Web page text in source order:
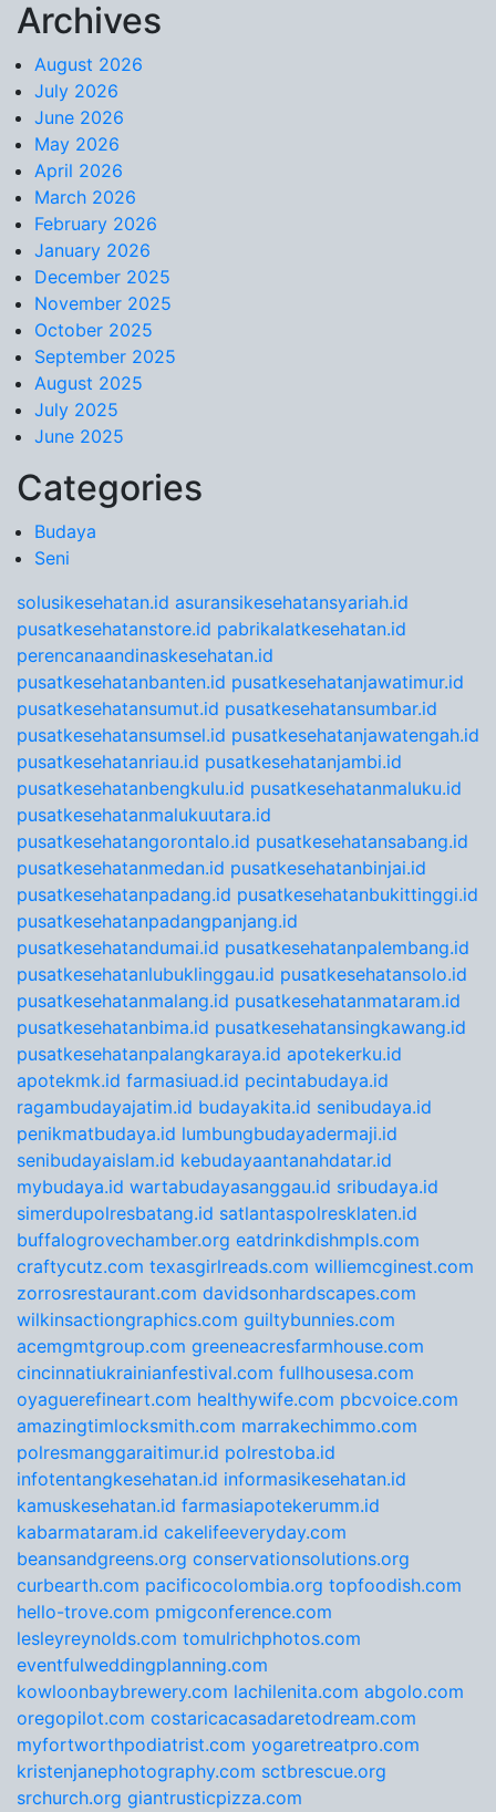
Skip to content
Archives
August 2026
July 2026
June 2026
May 2026
April 2026
March 2026
February 2026
January 2026
December 2025
November 2025
October 2025
September 2025
August 2025
July 2025
June 2025
Categories
Budaya
Seni
solusikesehatan.id asuransikesehatansyariah.id
pusatkesehatanstore.id pabrikalatkesehatan.id
perencanaandinaskesehatan.id
pusatkesehatanbanten.id pusatkesehatanjawatimur.id
pusatkesehatansumut.id pusatkesehatansumbar.id
pusatkesehatansumsel.id pusatkesehatanjawatengah.id
pusatkesehatanriau.id pusatkesehatanjambi.id
pusatkesehatanbengkulu.id pusatkesehatanmaluku.id
pusatkesehatanmalukuutara.id
pusatkesehatangorontalo.id pusatkesehatansabang.id
pusatkesehatanmedan.id pusatkesehatanbinjai.id
pusatkesehatanpadang.id pusatkesehatanbukittinggi.id
pusatkesehatanpadangpanjang.id
pusatkesehatandumai.id pusatkesehatanpalembang.id
pusatkesehatanlubuklinggau.id pusatkesehatansolo.id
pusatkesehatanmalang.id pusatkesehatanmataram.id
pusatkesehatanbima.id pusatkesehatansingkawang.id
pusatkesehatanpalangkaraya.id apotekerku.id
apotekmk.id farmasiuad.id pecintabudaya.id
ragambudayajatim.id budayakita.id senibudaya.id
penikmatbudaya.id lumbungbudayadermaji.id
senibudayaislam.id kebudayaantanahdatar.id
mybudaya.id wartabudayasanggau.id sribudaya.id
simerdupolresbatang.id satlantaspolresklaten.id
buffalogrovechamber.org eatdrinkdishmpls.com
craftycutz.com texasgirlreads.com williemcginest.com
zorrosrestaurant.com davidsonhardscapes.com
wilkinsactiongraphics.com guiltybunnies.com
acemgmtgroup.com greeneacresfarmhouse.com
cincinnatiukrainianfestival.com fullhousesa.com
oyaguerefineart.com healthywife.com pbcvoice.com
amazingtimlocksmith.com marrakechimmo.com
polresmanggaraitimur.id polrestoba.id
infotentangkesehatan.id informasikesehatan.id
kamuskesehatan.id farmasiapotekerumm.id
kabarmataram.id cakelifeeveryday.com
beansandgreens.org conservationsolutions.org
curbearth.com pacificocolombia.org topfoodish.com
hello-trove.com pmigconference.com
lesleyreynolds.com tomulrichphotos.com
eventfulweddingplanning.com
kowloonbaybrewery.com lachilenita.com abgolo.com
oregopilot.com costaricacasadaretodream.com
myfortworthpodiatrist.com yogaretreatpro.com
kristenjanephotography.com sctbrescue.org
srchurch.org giantrusticpizza.com